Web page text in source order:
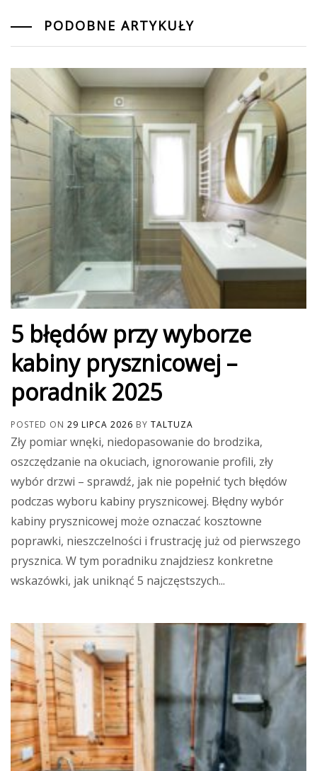
PODOBNE ARTYKUŁY
5 błędów przy wyborze
kabiny prysznicowej –
poradnik 2025
POSTED ON 29 LIPCA 2026 BY TALTUZA
Zły pomiar wnęki, niedopasowanie do brodzika,
oszczędzanie na okuciach, ignorowanie profili, zły
wybór drzwi – sprawdź, jak nie popełnić tych błędów
podczas wyboru kabiny prysznicowej. Błędny wybór
kabiny prysznicowej może oznaczać kosztowne
poprawki, nieszczelności i frustrację już od pierwszego
prysznica. W tym poradniku znajdziesz konkretne
wskazówki, jak uniknąć 5 najczęstszych...